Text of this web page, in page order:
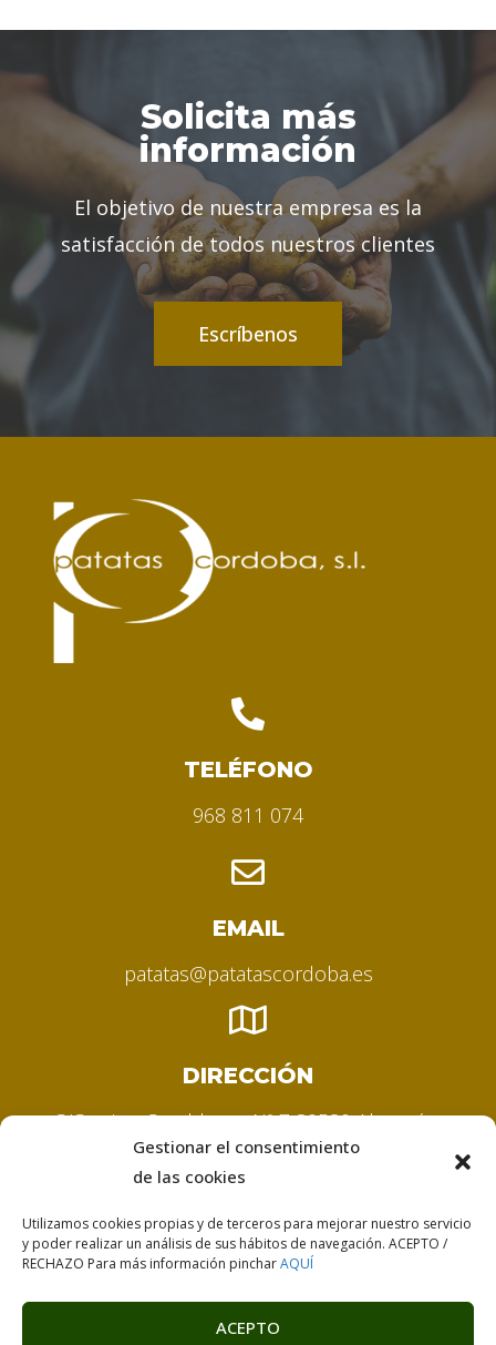
Gestionar el consentimiento
de las cookies
Utilizamos cookies propias y de terceros para mejorar nuestro servicio
y poder realizar un análisis de sus hábitos de navegación. ACEPTO /
RECHAZO Para más información pincharAQUÍ
ACEPTO
Solicita más
información
El objetivo de nuestra empresa es la
satisfacción de todos nuestros clientes
Escríbenos
TELÉFONO
968 811 074
EMAIL
patatas@patatascordoba.es
DIRECCIÓN
C/Camino Casablanca Nº 7 30580 Alquerías
Murcia (España)
©2022 Patatas Córdoba –Diseño web | Guellcom
Política de privacidad